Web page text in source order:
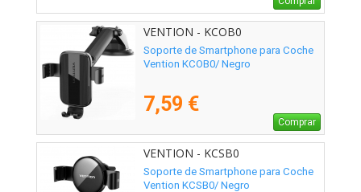
VENTION - KCOB0
Soporte de Smartphone para Coche
Vention KCOB0/ Negro
7,59 €
Comprar
VENTION - KCSB0
Soporte de Smartphone para Coche
Vention KCSB0/ Negro